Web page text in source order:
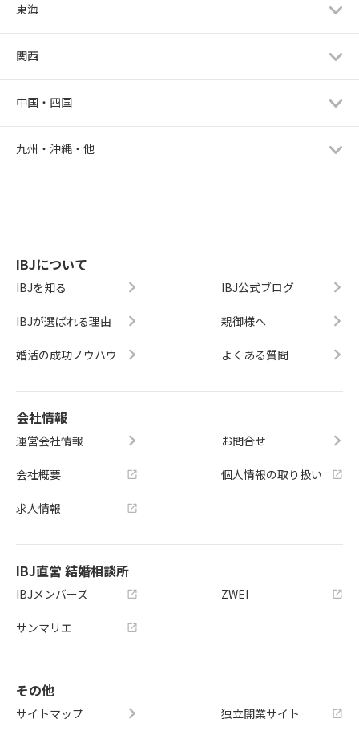
東海
関西
中国・四国
九州・沖縄・他
IBJについて
IBJを知る
IBJが選ばれる理由
婚活の成功ノウハウ
IBJ公式ブログ
親御様へ
よくある質問
会社情報
運営会社情報
会社概要
求人情報
お問合せ
個人情報の取り扱い
IBJ直営 結婚相談所
IBJメンバーズ
サンマリエ
ZWEI
その他
サイトマップ
独立開業サイト